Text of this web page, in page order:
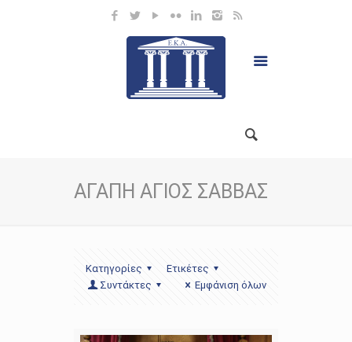
ΑΓΑΠΗ ΑΓΙΟΣ ΣΑΒΒΑΣ
Κατηγορίες
Ετικέτες
Συντάκτες
Εμφάνιση όλων